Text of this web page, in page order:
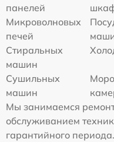
панелей
Микроволновых
печей
Стиральных
машин
Сушильных
машин
Мы занимаемся
обслуживанием
гарантийного